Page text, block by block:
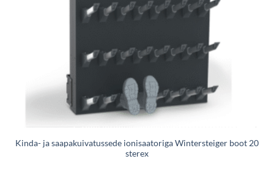
Kinda- ja saapakuivatussede ionisaatoriga Wintersteiger boot 20
sterex